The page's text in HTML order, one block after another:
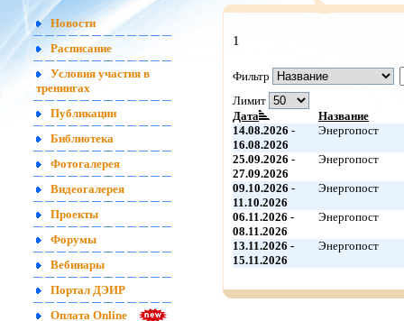
Новости
Расписание
Условия участия в
тренингах
Публикации
Библиотека
Фотогалерея
Видеогалерея
Проекты
Форумы
Вебинары
Портал ДЭИР
Оплата Online
1
Фильтр
Лимит
Дата
Название
14.08.2026 -
16.08.2026
Энергопост
25.09.2026 -
27.09.2026
Энергопост
09.10.2026 -
11.10.2026
Энергопост
06.11.2026 -
08.11.2026
Энергопост
13.11.2026 -
15.11.2026
Энергопост